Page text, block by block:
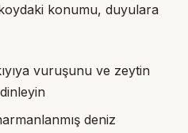
konumu, duyulara
vuruşunu ve zeytin
dinleyin
deniz